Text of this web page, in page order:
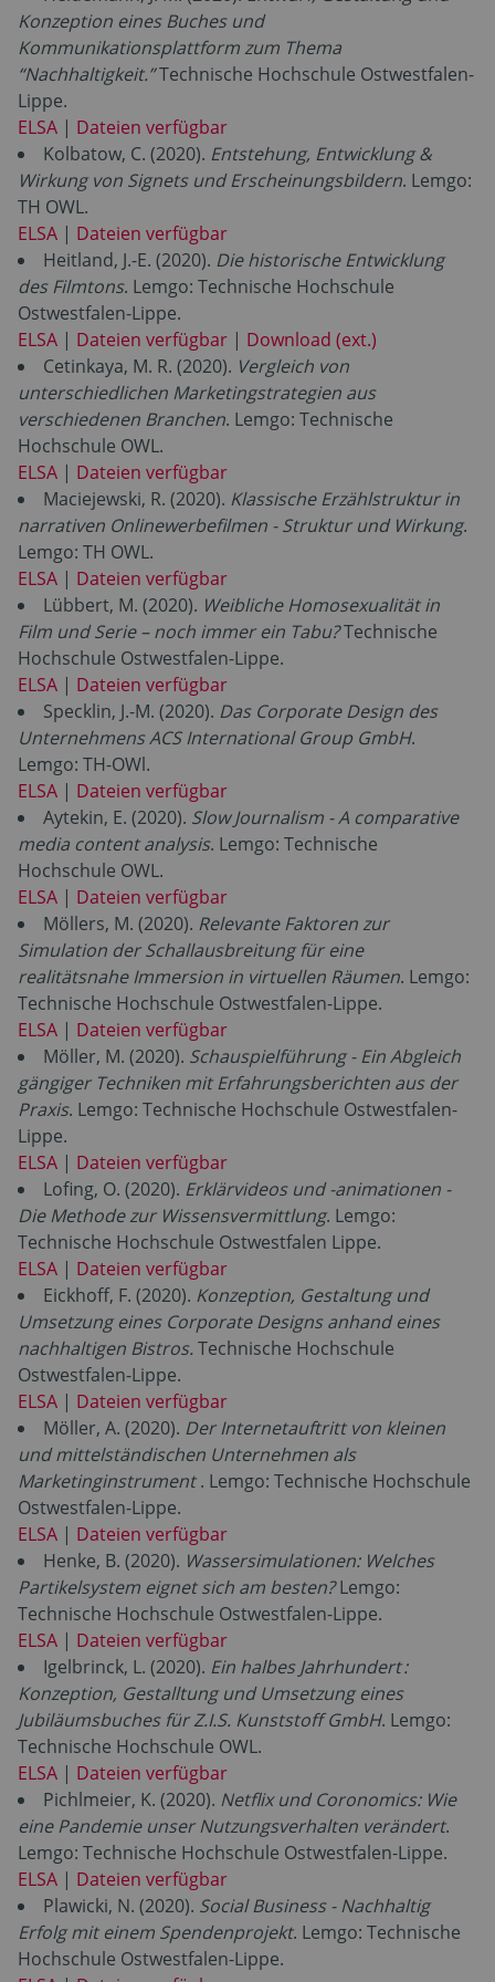
Konzeption eines Buches und
Kommunikationsplattform zum Thema
“Nachhaltigkeit.”Technische Hochschule Ostwestfalen-
Lippe.
ELSA | Dateien verfügbar
Kolbatow, C. (2020). Entstehung, Entwicklung &
Wirkung von Signets und Erscheinungsbildern. Lemgo:
TH OWL.
ELSA | Dateien verfügbar
Heitland, J.-E. (2020). Die historische Entwicklung
des Filmtons. Lemgo: Technische Hochschule
Ostwestfalen-Lippe.
ELSA | Dateien verfügbar | Download (ext.)
Cetinkaya, M. R. (2020). Vergleich von
unterschiedlichen Marketingstrategien aus
verschiedenen Branchen. Lemgo: Technische
Hochschule OWL.
ELSA | Dateien verfügbar
Maciejewski, R. (2020). Klassische Erzählstruktur in
narrativen Onlinewerbefilmen - Struktur und Wirkung.
Lemgo: TH OWL.
ELSA | Dateien verfügbar
Lübbert, M. (2020). Weibliche Homosexualität in
Film und Serie – noch immer ein Tabu?Technische
Hochschule Ostwestfalen-Lippe.
ELSA | Dateien verfügbar
Specklin, J.-M. (2020). Das Corporate Design des
Unternehmens ACS International Group GmbH.
Lemgo: TH-OWl.
ELSA | Dateien verfügbar
Aytekin, E. (2020). Slow Journalism - A comparative
media content analysis. Lemgo: Technische
Hochschule OWL.
ELSA | Dateien verfügbar
Möllers, M. (2020). Relevante Faktoren zur
Simulation der Schallausbreitung für eine
realitätsnahe Immersion in virtuellen Räumen. Lemgo:
Technische Hochschule Ostwestfalen-Lippe.
ELSA | Dateien verfügbar
Möller, M. (2020). Schauspielführung - Ein Abgleich
gängiger Techniken mit Erfahrungsberichten aus der
Praxis. Lemgo: Technische Hochschule Ostwestfalen-
Lippe.
ELSA | Dateien verfügbar
Lofing, O. (2020). Erklärvideos und -animationen -
Die Methode zur Wissensvermittlung. Lemgo:
Technische Hochschule Ostwestfalen Lippe.
ELSA | Dateien verfügbar
Eickhoff, F. (2020). Konzeption, Gestaltung und
Umsetzung eines Corporate Designs anhand eines
nachhaltigen Bistros. Technische Hochschule
Ostwestfalen-Lippe.
ELSA | Dateien verfügbar
Möller, A. (2020). Der Internetauftritt von kleinen
und mittelständischen Unternehmen als
Marketinginstrument. Lemgo: Technische Hochschule
Ostwestfalen-Lippe.
ELSA | Dateien verfügbar
Henke, B. (2020). Wassersimulationen: Welches
Partikelsystem eignet sich am besten?Lemgo:
Technische Hochschule Ostwestfalen-Lippe.
ELSA | Dateien verfügbar
Igelbrinck, L. (2020). Ein halbes Jahrhundert :
Konzeption, Gestalltung und Umsetzung eines
Jubiläumsbuches für Z.I.S. Kunststoff GmbH. Lemgo:
Technische Hochschule OWL.
ELSA | Dateien verfügbar
Pichlmeier, K. (2020). Netflix und Coronomics: Wie
eine Pandemie unser Nutzungsverhalten verändert.
Lemgo: Technische Hochschule Ostwestfalen-Lippe.
ELSA | Dateien verfügbar
Plawicki, N. (2020). Social Business - Nachhaltig
Erfolg mit einem Spendenprojekt. Lemgo: Technische
Hochschule Ostwestfalen-Lippe.